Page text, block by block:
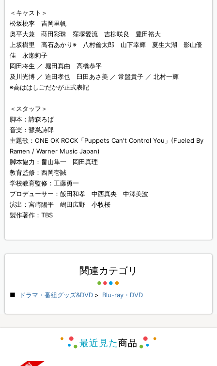
＜キャスト＞
松坂桃李 吉岡里帆
奥平大兼 蒔田彩珠 窪塚愛流 吉柳咲良 豊田裕大
上坂樹里 高石あかり※ 八村倫太郎 山下幸輝 夏生大湖 影山優
佳 永瀬莉子
岡田将生 ／ 堀田真由 高橋恭平
及川光博 ／ 迫田孝也 臼田あさ美 ／ 常盤貴子 ／ 北村一輝
※高ははしごだかが正式表記
＜スタッフ＞
脚本：詩森ろば
音楽：鷺巣詩郎
主題歌：ONE OK ROCK「Puppets Can't Control You」(Fueled By
Ramen / Warner Music Japan)
脚本協力：畠山隼一 岡田真理
教育監修：西岡壱誠
学校教育監修：工藤勇一
プロデューサー：飯田和孝 中西真央 中澤美波
演出：宮崎陽平 嶋田広野 小牧桜
製作著作：TBS
関連カテゴリ
ドラマ・番組グッズ&DVD > Blu-ray・DVD
最近見た商品